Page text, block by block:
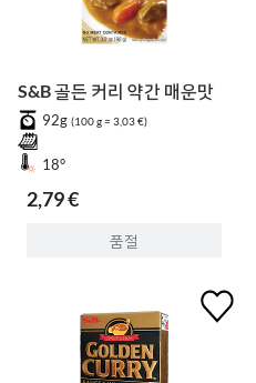
S&B 골든 커리 약간 매운맛
92g (100 g = 3,03 €)
18°
2,79 €
품절